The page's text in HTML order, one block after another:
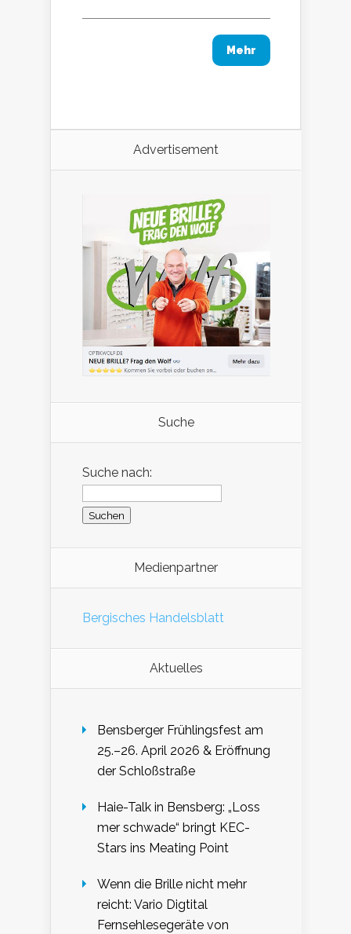
Mehr
Advertisement
Suche
Suche nach:
Medienpartner
Bergisches Handelsblatt
Aktuelles
Bensberger Frühlingsfest am
25.–26. April 2026 & Eröffnung
der Schloßstraße
Haie-Talk in Bensberg: „Loss
mer schwade“ bringt KEC-
Stars ins Meating Point
Wenn die Brille nicht mehr
reicht: Vario Digtital
Fernsehlesegeräte von